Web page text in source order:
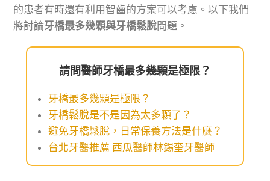
的患者有時還有利用智齒的方案可以考慮。以下我們
將討論牙橋最多幾顆與牙橋鬆脫問題。
請問醫師牙橋最多幾顆是極限？
牙橋最多幾顆是極限？
牙橋鬆脫是不是因為太多顆了？
避免牙橋鬆脫，日常保養方法是什麼？
台北牙醫推薦 西瓜醫師林錫奎牙醫師